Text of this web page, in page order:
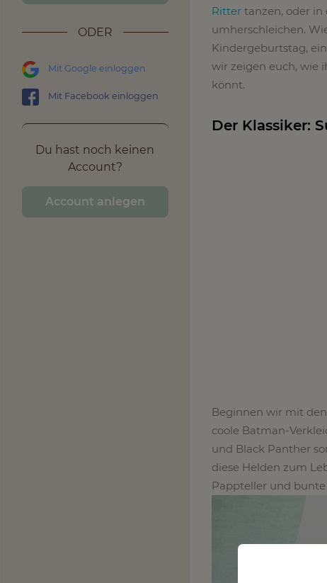
ODER
Mit Google einloggen
Mit Facebook einloggen
Du hast noch keinen
Account?
Account anlegen
Rittertanzen, oder in
umherschleichen.
Kindergeburtstag,
wir zeigen euch, wie
könnt.
Der Klassiker:
Beginnen wir mit
coole Batman-
und Black Panther
diese Helden zum
Pappteller und